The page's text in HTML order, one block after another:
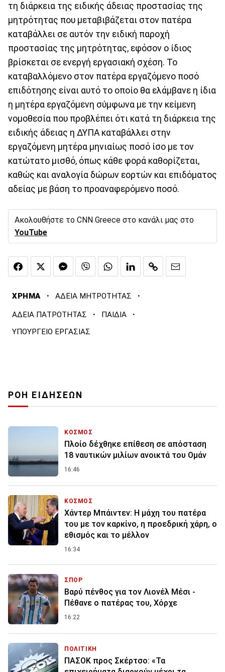
τη διάρκεια της ειδικής άδειας προστασίας της
μητρότητας που μεταβιβάζεται στον πατέρα
καταβάλλει σε αυτόν την ειδική παροχή
προστασίας της μητρότητας, εφόσον ο ίδιος
βρίσκεται σε ενεργή εργασιακή σχέση. Το
καταβαλλόμενο στον πατέρα εργαζόμενο ποσό
επιδότησης είναι αυτό το οποίο θα ελάμβανε η ίδια
η μητέρα εργαζόμενη σύμφωνα με την κείμενη
νομοθεσία που προβλέπει ότι κατά τη διάρκεια της
ειδικής άδειας η ΔΥΠΑ καταβάλλει στην
εργαζόμενη μητέρα μηνιαίως ποσό ίσο με τον
κατώτατο μισθό, όπως κάθε φορά καθορίζεται,
καθώς και αναλογία δώρων εορτών και επιδόματος
αδείας με βάση το προαναφερόμενο ποσό.
Ακολουθήστε το CNN Greece στο κανάλι μας στο
YouTube
ΧΡΗΜΑ · ΑΔΕΙΑ ΜΗΤΡΟΤΗΤΑΣ ·
ΑΔΕΙΑ ΠΑΤΡΟΤΗΤΑΣ · ΠΑΙΔΙΑ ·
ΥΠΟΥΡΓΕΙΟ ΕΡΓΑΣΙΑΣ
ΡΟΗ ΕΙΔΗΣΕΩΝ
ΚΟΣΜΟΣ
Πλοίο δέχθηκε επίθεση σε απόσταση
18 ναυτικών μιλίων ανοικτά του Ομάν
16:46
ΚΟΣΜΟΣ
Χάντερ Μπάιντεν: Η μάχη του πατέρα
του με τον καρκίνο, η προεδρική χάρη, ο
εθισμός και το μέλλον
16:34
ΣΠΟΡ
Βαρύ πένθος για τον Λιονέλ Μέσι -
Πέθανε ο πατέρας του, Χόρχε
16:22
ΠΟΛΙΤΙΚΗ
ΠΑΣΟΚ προς Σκέρτσο: «Τα